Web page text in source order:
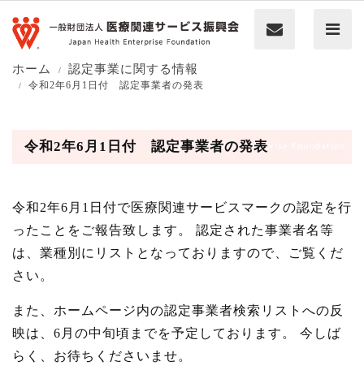
ホーム 認定事業に関する情報
令和2年6月1日付 認定事業者の発表
令和2年6月1日付 認定事業者の発表
令和2年6月1日付で医療関連サービスマークの認定を行
ったことをご報告致します。 認定された事業者名等
は、業種別にリストとなっておりますので、ご覧くだ
さい。
また、ホームページ内の認定事業者検索リストへの反
映は、6月の中旬頃までを予定しております。 今しば
らく、お待ちくださいませ。